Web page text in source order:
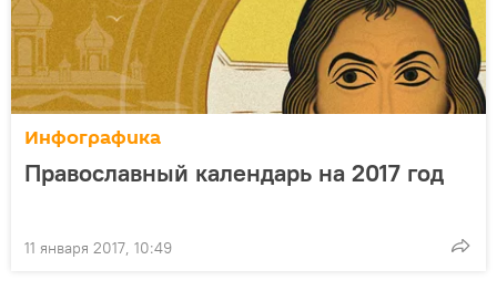
Инфографика
Православный календарь на 2017 год
11 января 2017, 10:49